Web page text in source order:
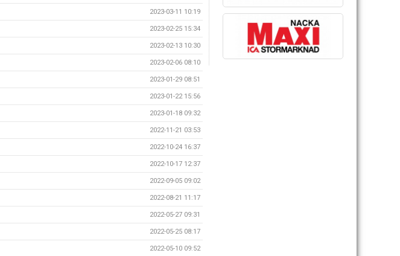
2023-03-11 10:19
2023-02-25 15:34
2023-02-13 10:30
2023-02-06 08:10
2023-01-29 08:51
2023-01-22 15:56
2023-01-18 09:32
2022-11-21 03:53
2022-10-24 16:37
2022-10-17 12:37
2022-09-05 09:02
2022-08-21 11:17
2022-05-27 09:31
2022-05-25 08:17
2022-05-10 09:52